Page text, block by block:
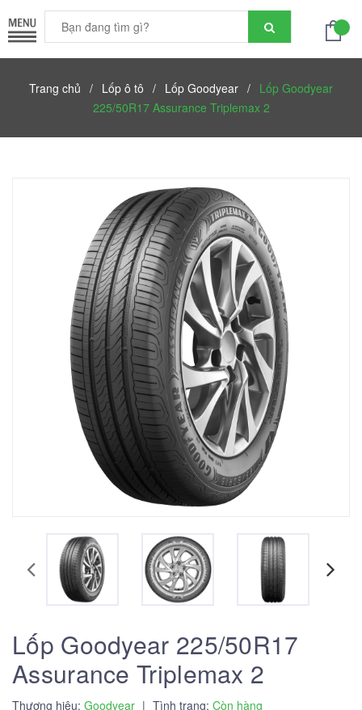
Trang chủ / Lốp ô tô / Lốp Goodyear / Lốp Goodyear
225/50R17 Assurance Triplemax 2
Lốp Goodyear 225/50R17
Assurance Triplemax 2
Thương hiệu: Goodyear | Tình trạng: Còn hàng